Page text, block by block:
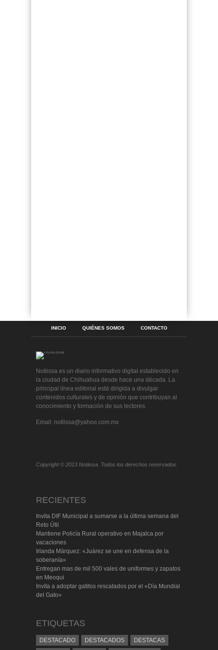
INICIO QUIÉNES SOMOS CONTACTO
Notiissa es un diario informativo digital establecido en
la ciudad de Chihuahua desde hace una década. La
principal línea editorial está dirigida a divulgar
contenidos culturales y de opinión que contribuyan al
conocimiento y formación de sus lectores.
Email: notiissa@yahoo.com.mx
Copyright © 2013 Notiissa. Todos los derechos reservados.
RECIENTES
Invita DIF Municipal a sumarse a la última semana del
Reto Útil
Mantiene Policía Rural operativo en Majalca por
vacaciones
Irlanda Márquez: «Juárez se une en defensa de la
soberanía»
Entregan mas de mil 500 vales de uniformes y zapatos
en Meoqui
Invita a adoptar gatitos rescatados por el «Día Mundial
del Gato»
ETIQUETAS
DESTACADO DESTACADOS DESTACAS